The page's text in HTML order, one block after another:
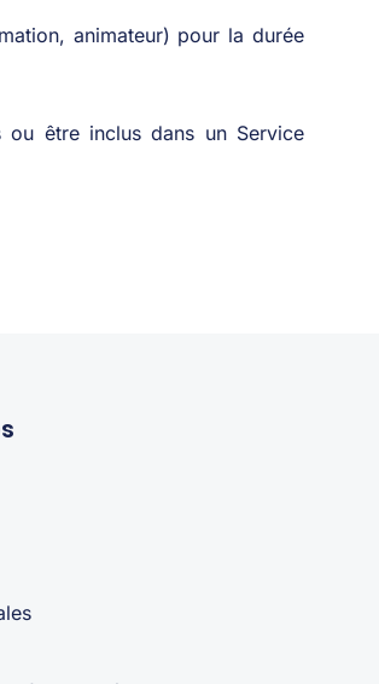
animateur) pour la durée
ou être inclus dans un Service